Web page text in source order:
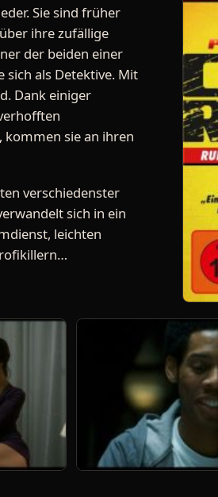
Sie sind früher
ihre zufällige
der beiden einer
sich als Detektive. Mit
Dank einiger
sie an ihren
verschiedenster
sich in ein
leichten